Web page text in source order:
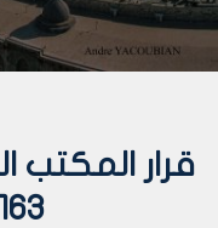
قرار المكتب
163 لعام